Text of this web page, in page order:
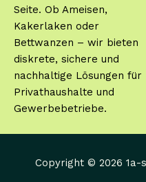
Seite. Ob Ameisen,
Kakerlaken oder
Bettwanzen – wir bieten
diskrete, sichere und
nachhaltige Lösungen für
Privathaushalte und
Gewerbebetriebe.
Copyright © 2026 1a-